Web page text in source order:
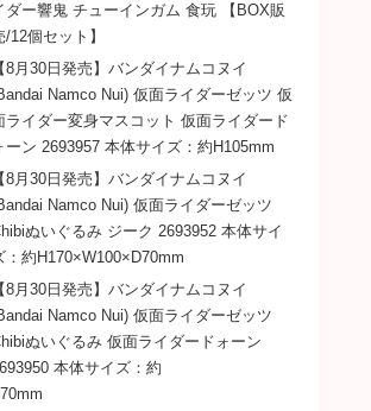
ダー響鬼 チューインガム 食玩 【BOX販
/12個セット】
【8月30日発売】バンダイナムコヌイ
Namco Nui) 仮面ライダーゼッツ 仮
ライダー変身マスコット 仮面ライダード
ーン 2693957 本体サイズ：約H105mm
【8月30日発売】バンダイナムコヌイ
Namco Nui) 仮面ライダーゼッツ
ぬいぐるみ ジーク 2693952 本体サイ
：約H170×W100×D70mm
【8月30日発売】バンダイナムコヌイ
Namco Nui) 仮面ライダーゼッツ
ぬいぐるみ 仮面ライダードォーン
本体サイズ：約